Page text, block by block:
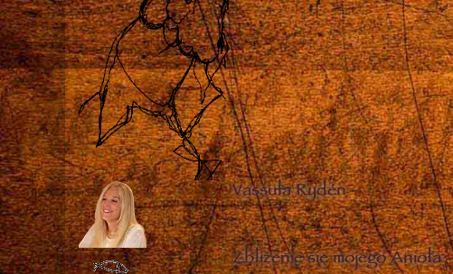
Vassula Rydén–
Zbliżenie się mojego Anioła